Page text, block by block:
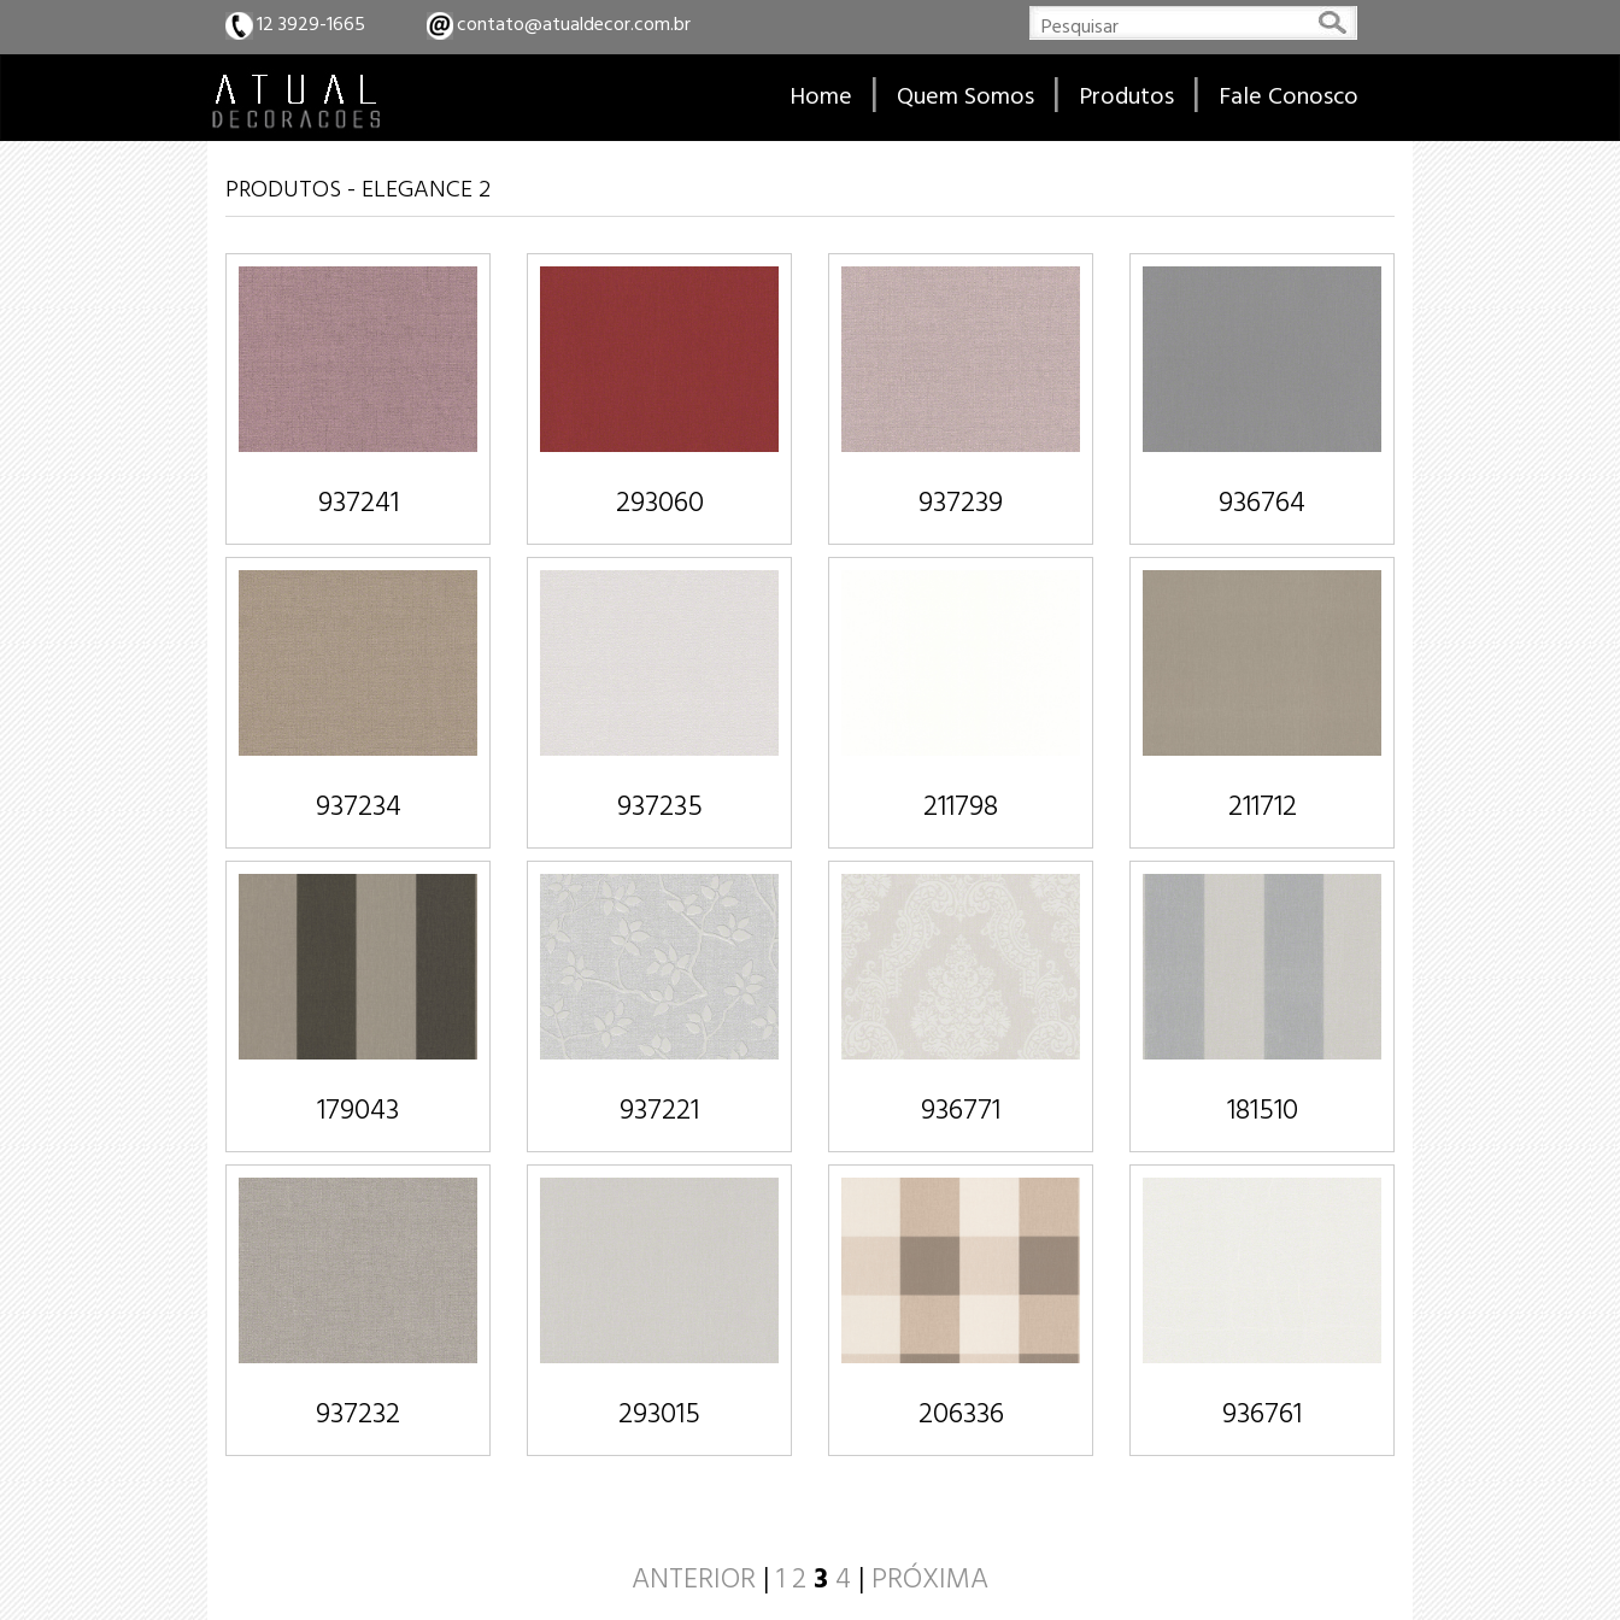
12 3929-1665 contato@atualdecor.com.br
Home | Quem Somos | Produtos | Fale Conosco
PRODUTOS - ELEGANCE 2
937241 293060 937239 936764
937234 937235 211798 211712
179043 937221 936771 181510
937232 293015 206336 936761
ANTERIOR |1 2 3 4 | PRÓXIMA